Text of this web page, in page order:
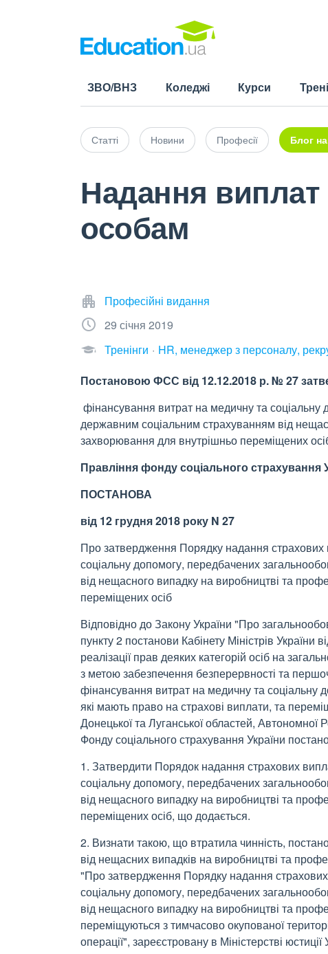
ЗВО/ВНЗ Коледжі Курси
Статті Новини Професії Блог
Надання
особам
Професійні видання
29 січня 2019
Тренінги
HR, менеджер з персоналу,
Постановою ФСС від 12.12.2018 р. № 27
фінансування витрат на медичну та
державним соціальним страхуванням від
захворювання для внутрішньо переміщених
Правління фонду соціального страхування
ПОСТАНОВА
від 12 грудня 2018 року N 27
Про затвердження Порядку надання
соціальну допомогу, передбачених
від нещасного випадку на виробництві та
переміщених осіб
Відповідно до Закону України "Про
пункту 2 постанови Кабінету Міністрів
реалізації прав деяких категорій осіб на
з метою забезпечення безперервності та
фінансування витрат на медичну та соціальну
які мають право на страхові виплати, та
Донецької та Луганської областей,
Фонду соціального страхування України
1. Затвердити Порядок надання страхових
соціальну допомогу, передбачених
від нещасного випадку на виробництві та
переміщених осіб, що додається.
2. Визнати такою, що втратила чинність,
від нещасних випадків на виробництві та
"Про затвердження Порядку надання
соціальну допомогу, передбачених
від нещасного випадку на виробництві та
переміщуються з тимчасово окупованої
операції", зареєстровану в Міністерстві